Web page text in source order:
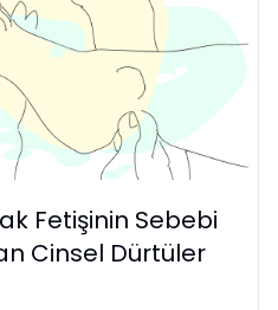
Fetişinin Sebebi
Cinsel Dürtüler